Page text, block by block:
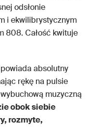
odsłonie
i ekwilibrystycznym
808. Całość kwituje
absolutny
rękę na pulsie
muzyczną
obok siebie
rozmyte,